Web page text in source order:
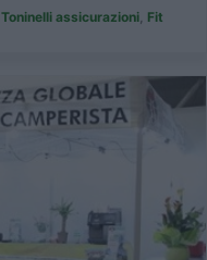
Toninelli assicurazioni, Fit